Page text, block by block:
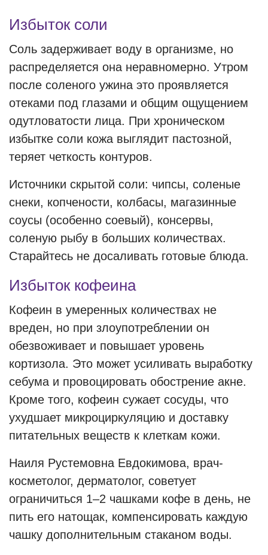
Избыток соли
Соль задерживает воду в организме, но
распределяется она неравномерно. Утром
после соленого ужина это проявляется
отеками под глазами и общим ощущением
одутловатости лица. При хроническом
избытке соли кожа выглядит пастозной,
теряет четкость контуров.
Источники скрытой соли: чипсы, соленые
снеки, копчености, колбасы, магазинные
соусы (особенно соевый), консервы,
соленую рыбу в больших количествах.
Старайтесь не досаливать готовые блюда.
Избыток кофеина
Кофеин в умеренных количествах не
вреден, но при злоупотреблении он
обезвоживает и повышает уровень
кортизола. Это может усиливать выработку
себума и провоцировать обострение акне.
Кроме того, кофеин сужает сосуды, что
ухудшает микроциркуляцию и доставку
питательных веществ к клеткам кожи.
Наиля Рустемовна Евдокимова, врач-
косметолог, дерматолог, советует
ограничиться 1–2 чашками кофе в день, не
пить его натощак, компенсировать каждую
чашку дополнительным стаканом воды.